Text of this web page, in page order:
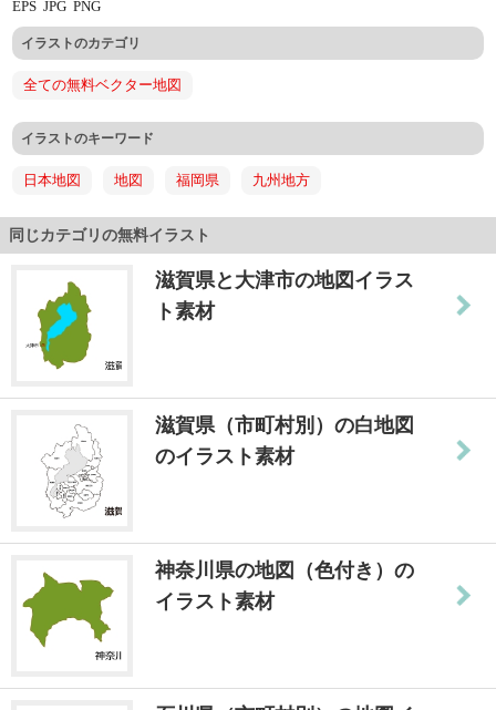
EPSJPGPNG
イラストのカテゴリ
全ての無料ベクター地図
イラストのキーワード
日本地図 地図 福岡県 九州地方
同じカテゴリの無料イラスト
滋賀県と大津市の地図イラス
ト素材
滋賀県（市町村別）の白地図
のイラスト素材
神奈川県の地図（色付き）の
イラスト素材